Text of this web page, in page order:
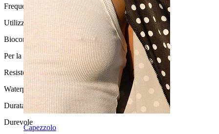
Capezzolo
Frequenza di utilizzo
Utilizzo quotidiano
Biocompatibilità
Per la maggior parte dei tipi di pelle
Resistenza all'acqua
Waterproof
Durata
Durevole